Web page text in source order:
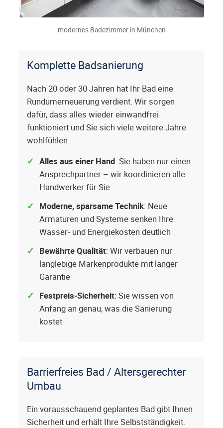
modernes Badezimmer in München
Komplette Badsanierung
Nach 20 oder 30 Jahren hat Ihr Bad eine
Rundumerneuerung verdient. Wir sorgen
dafür, dass alles wieder einwandfrei
funktioniert und Sie sich viele weitere Jahre
wohlfühlen.
Alles aus einer Hand: Sie haben nur einen
Ansprechpartner – wir koordinieren alle
Handwerker für Sie
Moderne, sparsame Technik: Neue
Armaturen und Systeme senken Ihre
Wasser- und Energiekosten deutlich
Bewährte Qualität: Wir verbauen nur
langlebige Markenprodukte mit langer
Garantie
Festpreis-Sicherheit: Sie wissen von
Anfang an genau, was die Sanierung
kostet
Barrierfreies Bad / Altersgerechter
Umbau
Ein vorausschauend geplantes Bad gibt Ihnen
Sicherheit und erhält Ihre Selbstständigkeit.